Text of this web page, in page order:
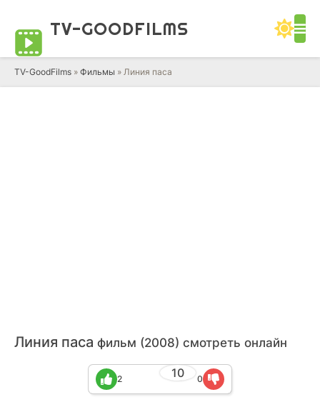
TV-GOODFILMS
TV-GoodFilms » Фильмы » Линия паса
Линия паса фильм (2008) смотреть онлайн
10
2 0